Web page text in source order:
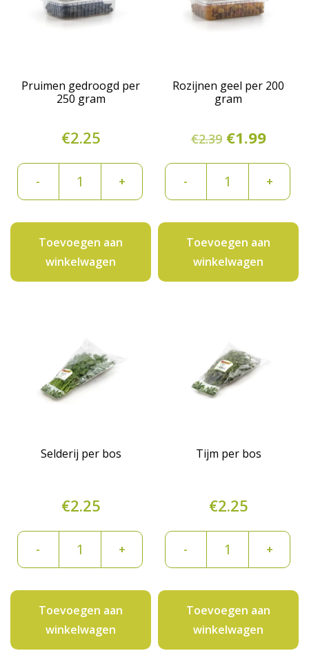
Pruimen gedroogd per
250 gram
€2.25
-
gedroogd
gram
aantal
+
Toevoegen aan
winkelwagen
Rozijnen geel per 200
gram
€2.39
prijs
was:
€2.39.
€1.99
prijs
is:
€1.99.
-
geel
gram
aantal
+
Toevoegen aan
winkelwagen
Selderij per bos
€2.25
- +
Toevoegen aan
winkelwagen
Tijm per bos
€2.25
- +
Toevoegen aan
winkelwagen